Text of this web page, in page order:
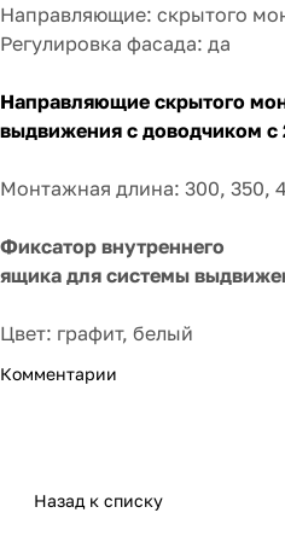
​​​​​​​Направляющие: скрытого
Регулировка фасада: да
Направляющие скрытого
выдвижения с доводчиком с
Монтажная длина: 300, 350,
Фиксатор внутреннего
ящика для системы
​​​​​​​Цвет: графит, белый
Комментарии
Назад к списку